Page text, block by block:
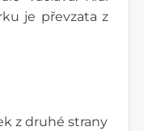
je převzata z
z druhé strany